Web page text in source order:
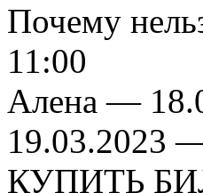
Почему
11:00
Алена —
19.03.2023 —
КУПИТЬ